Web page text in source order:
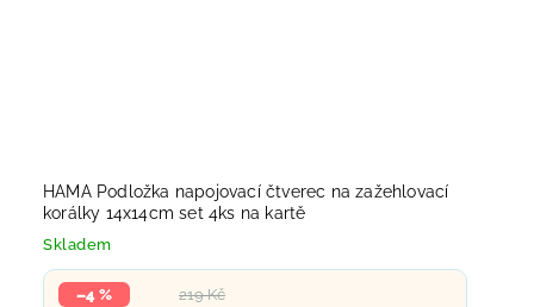
HAMA Podložka napojovací čtverec na zažehlovací
korálky 14x14cm set 4ks na kartě
Skladem
219 Kč
–4 %